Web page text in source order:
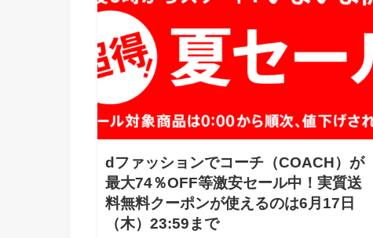
dファッションでコーチ（COACH）が
最大74％OFF等激安セール中！実質送
料無料クーポンが使えるのは6月17日
（木）23:59まで